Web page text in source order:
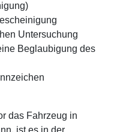
Untersuchung
Beglaubigung des
das Fahrzeug in